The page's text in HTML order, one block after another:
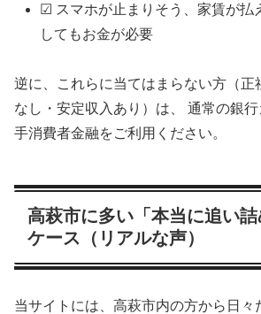
☑ スマホが止まりそう、家賃が払
してもお金が必要
逆に、これらに当てはまらない方（正
なし・安定収入あり）は、 通常の銀
手消費者金融をご利用ください。
高萩市に多い「本当に追い詰
ケース（リアルな声）
当サイトには、高萩市内の方から日々